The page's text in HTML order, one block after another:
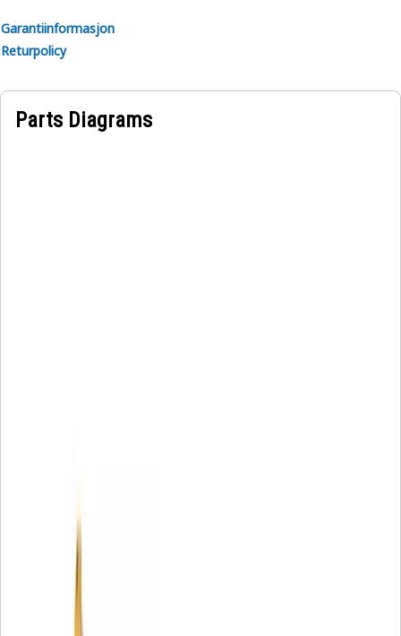
Garantiinformasjon
Returpolicy
Parts Diagrams